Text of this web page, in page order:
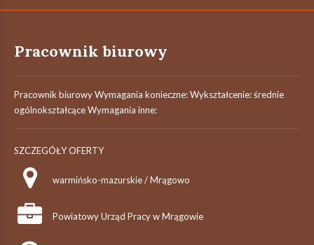
Pracownik biurowy
Pracownik biurowy Wymagania konieczne: Wykształcenie: średnie
ogólnokształcące Wymagania inne:
SZCZEGÓŁY OFERTY
warmińsko-mazurskie / Mrągowo
Powiatowy Urząd Pracy w Mrągowie